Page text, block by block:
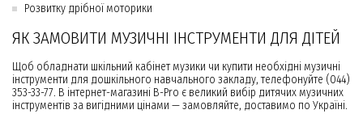
Розвитку дрібної моторики
ЯК ЗАМОВИТИ МУЗИЧНІ ІНСТРУМЕНТИ ДЛЯ ДІТЕЙ
Щоб обладнати шкільний кабінет музики чи купити необхідні музичні
інструменти для дошкільного навчального закладу, телефонуйте (044)
353-33-77. В інтернет-магазині B-Pro є великий вибір дитячих музичних
інструментів за вигідними цінами — замовляйте, доставимо по Україні.